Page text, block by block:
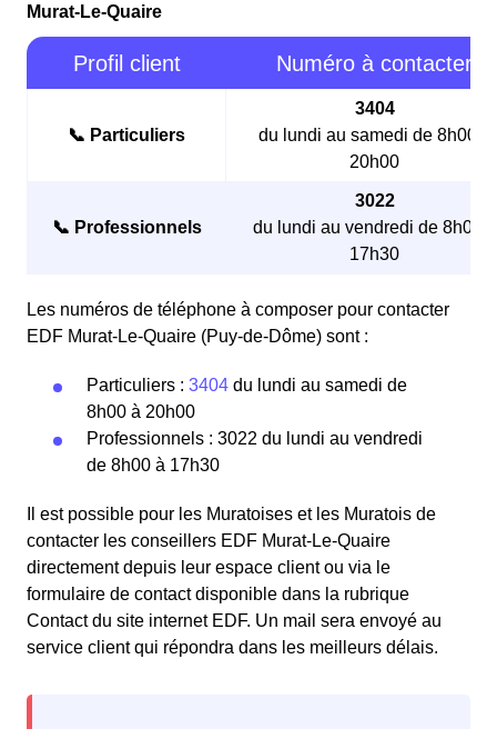
Murat-Le-Quaire
Profil client Numéro à contacter
📞 Particuliers
3404
du lundi au samedi de 8h00 à
20h00
📞 Professionnels
3022
du lundi au vendredi de 8h00 à
17h30
Les numéros de téléphone à composer pour contacter
EDF Murat-Le-Quaire (Puy-de-Dôme) sont :
Particuliers : 3404 du lundi au samedi de
8h00 à 20h00
Professionnels : 3022 du lundi au vendredi
de 8h00 à 17h30
Il est possible pour les Muratoises et les Muratois de
contacter les conseillers EDF Murat-Le-Quaire
directement depuis leur espace client ou via le
formulaire de contact disponible dans la rubrique
Contact du site internet EDF. Un mail sera envoyé au
service client qui répondra dans les meilleurs délais.